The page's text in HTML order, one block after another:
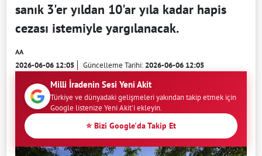
sanık 3'er yıldan 10'ar yıla kadar hapis
cezası istemiyle yargılanacak.
AA
2026-06-06 12:05 Güncelleme Tarihi:2026-06-06 12:05
Milli İradenin Sesi Yeni Akit
Türkiye ve dünyadaki gelişmeleri yakından takip etmek için
Google listenize Yeni Akit'i ekleyin.
⭐ Bizi Google'da Takip Et